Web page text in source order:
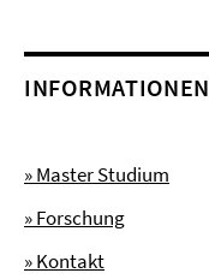
INFORMATIONEN
» Master Studium
» Forschung
» Kontakt